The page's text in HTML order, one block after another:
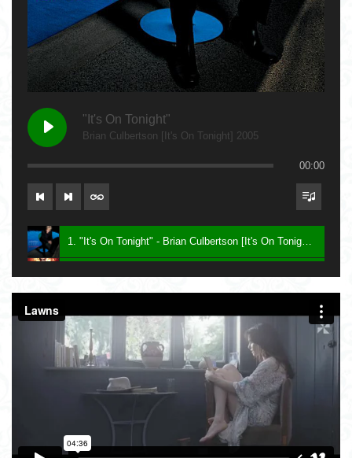
"It's On Tonight"
Brian Culbertson [It's On Tonight] 2005
00:00
1. "It's On Tonight" - Brian Culbertson [It's On Tonight] 2005